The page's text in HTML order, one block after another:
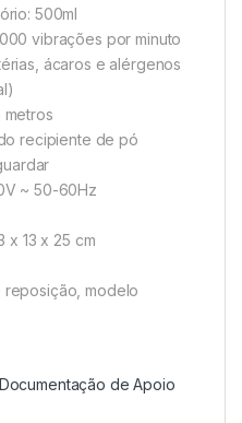
500ml
vibrações por minuto
ácaros e alérgenos
recipiente de pó
~ 50-60Hz
x 13 x 25 cm
modelo
de Apoio